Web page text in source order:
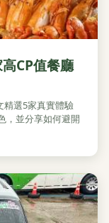
CP值餐廳
精選5家真實體驗
，並分享如何避開